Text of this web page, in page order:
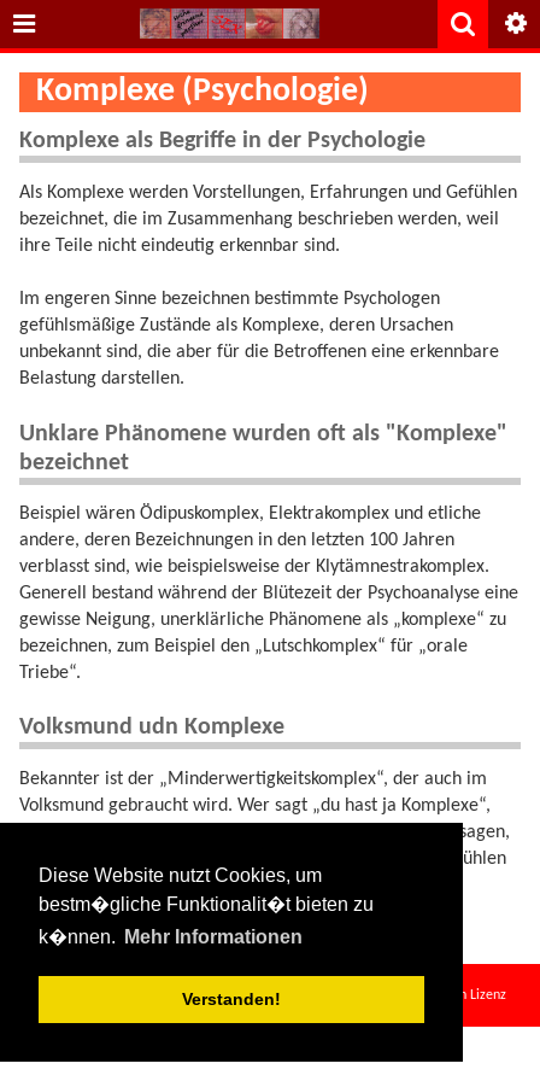
Diese Website nutzt Cookies, um
bestm�gliche Funktionalit�t bieten zu
k�nnen.
Mehr Informationen
Verstanden!
Komplexe (Psychologie)
Komplexe als Begriffe in der Psychologie
Als Komplexe werden Vorstellungen, Erfahrungen und Gefühlen
bezeichnet, die im Zusammenhang beschrieben werden, weil
ihre Teile nicht eindeutig erkennbar sind.
Im engeren Sinne bezeichnen bestimmte Psychologen
gefühlsmäßige Zustände als Komplexe, deren Ursachen
unbekannt sind, die aber für die Betroffenen eine erkennbare
Belastung darstellen.
Unklare Phänomene wurden oft als "Komplexe"
bezeichnet
Beispiel wären Ödipuskomplex, Elektrakomplex und etliche
andere, deren Bezeichnungen in den letzten 100 Jahren
verblasst sind, wie beispielsweise der Klytämnestrakomplex.
Generell bestand während der Blütezeit der Psychoanalyse eine
gewisse Neigung, unerklärliche Phänomene als „komplexe“ zu
bezeichnen, zum Beispiel den „Lutschkomplex“ für „orale
Triebe“.
Volksmund udn Komplexe
Bekannter ist der „Minderwertigkeitskomplex“, der auch im
Volksmund gebraucht wird. Wer sagt „du hast ja Komplexe“,
der versucht in einer vorgeblichen Gelehrtensprache zu sagen,
dass er die andere Person für unfähig hält, mit ihren Gefühlen
umzugehen. .
komplexe.txt· Zuletzt geändert:2024/09/14 09:00vonsehpferd
Falls nicht anders bezeichnet, ist der Inhalt dieses Wikis unter der folgenden Lizenz